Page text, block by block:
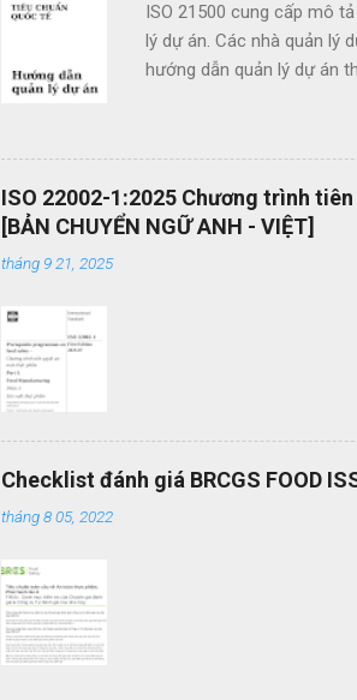
ISO 21500 cung cấp mô
lý dự án. Các nhà quản lý
hướng dẫn quản lý dự án
các tổ chức nhằm nâng
việc sử dụng thuật ngữ
án và khả năng làm việc
mang tính phổ quát
được vận hành dạng bản
ISO 22002-1:2025 Chương trình
[BẢN CHUYỂN NGỮ ANH - VIỆT]
tháng 9 21, 2025
Checklist đánh giá BRCGS FOOD
tháng 8 05, 2022